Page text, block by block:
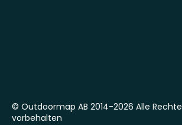
© Outdoormap AB 2014-2026 Alle Rechte
vorbehalten